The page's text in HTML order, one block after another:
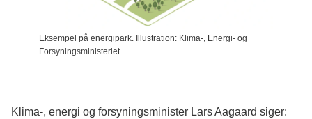
Eksempel på energipark. Illustration: Klima-, Energi- og
Forsyningsministeriet
Klima-, energi og forsyningsminister Lars Aagaard siger: